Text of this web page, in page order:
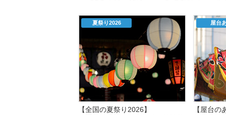
夏祭り2026
【全国の夏祭り2026】
屋台
【屋台